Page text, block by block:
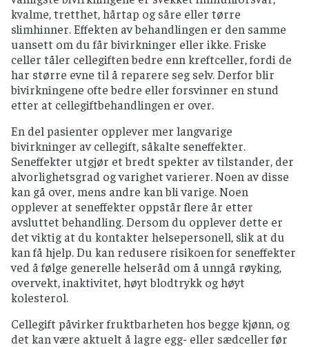
kvalme, tretthet, hårtap og såre eller tørre
slimhinner. Effekten av behandlingen er den samme
uansett om du får bivirkninger eller ikke. Friske
celler tåler cellegiften bedre enn kreftceller, fordi de
har større evne til å reparere seg selv. Derfor blir
bivirkningene ofte bedre eller forsvinner en stund
etter at cellegiftbehandlingen er over.
En del pasienter opplever mer langvarige
bivirkninger av cellegift, såkalte seneffekter.
Seneffekter utgjør et bredt spekter av tilstander, der
alvorlighetsgrad og varighet varierer. Noen av disse
kan gå over, mens andre kan bli varige. Noen
opplever at seneffekter oppstår flere år etter
avsluttet behandling. Dersom du opplever dette er
det viktig at du kontakter helsepersonell, slik at du
kan få hjelp. Du kan redusere risikoen for seneffekter
ved å følge generelle helseråd om å unngå røyking,
overvekt, inaktivitet, høyt blodtrykk og høyt
kolesterol.
Cellegift påvirker fruktbarheten hos begge kjønn, og
det kan være aktuelt å lagre egg- eller sædceller før